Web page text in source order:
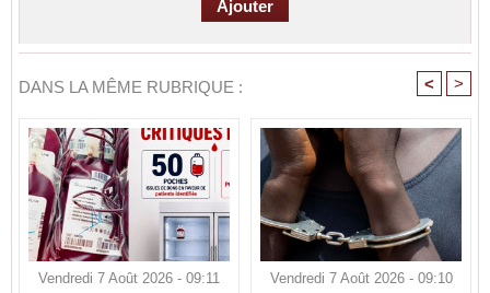
DANS LA MÊME RUBRIQUE : < >
Vendredi 7 Août 2026 - 09:11 Vendredi 7 Août 2026 - 09:10